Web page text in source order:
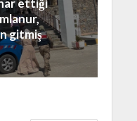
gitmiş